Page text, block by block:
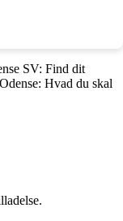
SV: Find dit
Hvad du skal